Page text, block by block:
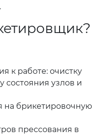
к работе: очистку
состояния узлов и
на брикетировочную
прессования в